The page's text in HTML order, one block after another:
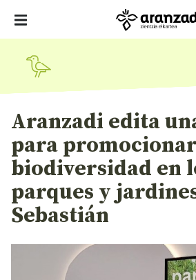
Aranzadi edita
para
biodiversidad en
parques y
Sebastián